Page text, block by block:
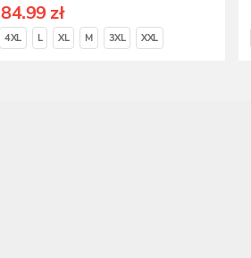
84.99 zł
4XL L XL M 3XL XXL